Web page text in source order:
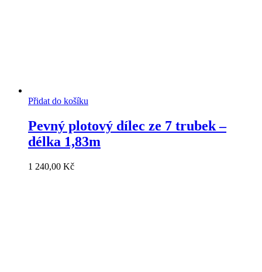
Přidat do košíku
Pevný plotový dílec ze 7 trubek –
délka 1,83m
1 240,00 Kč